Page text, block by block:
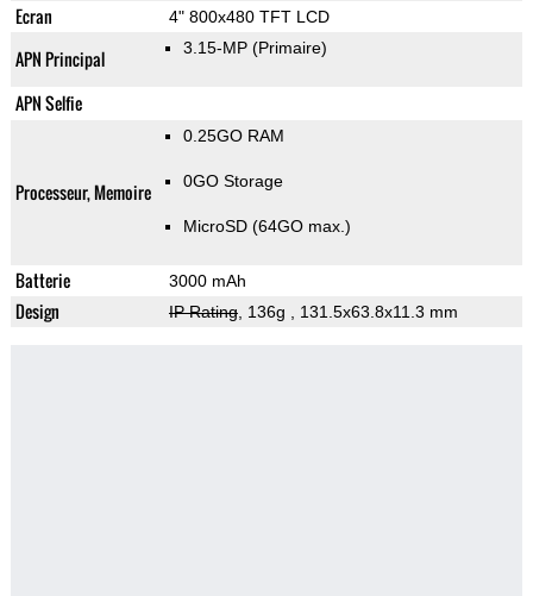
Ecran 4" 800x480 TFT LCD
APN Principal 3.15-MP (Primaire)
APN Selfie
Processeur, Memoire
0.25GO RAM
0GO Storage
MicroSD (64GO max.)
Batterie 3000 mAh
Design IP Rating, 136g , 131.5x63.8x11.3 mm